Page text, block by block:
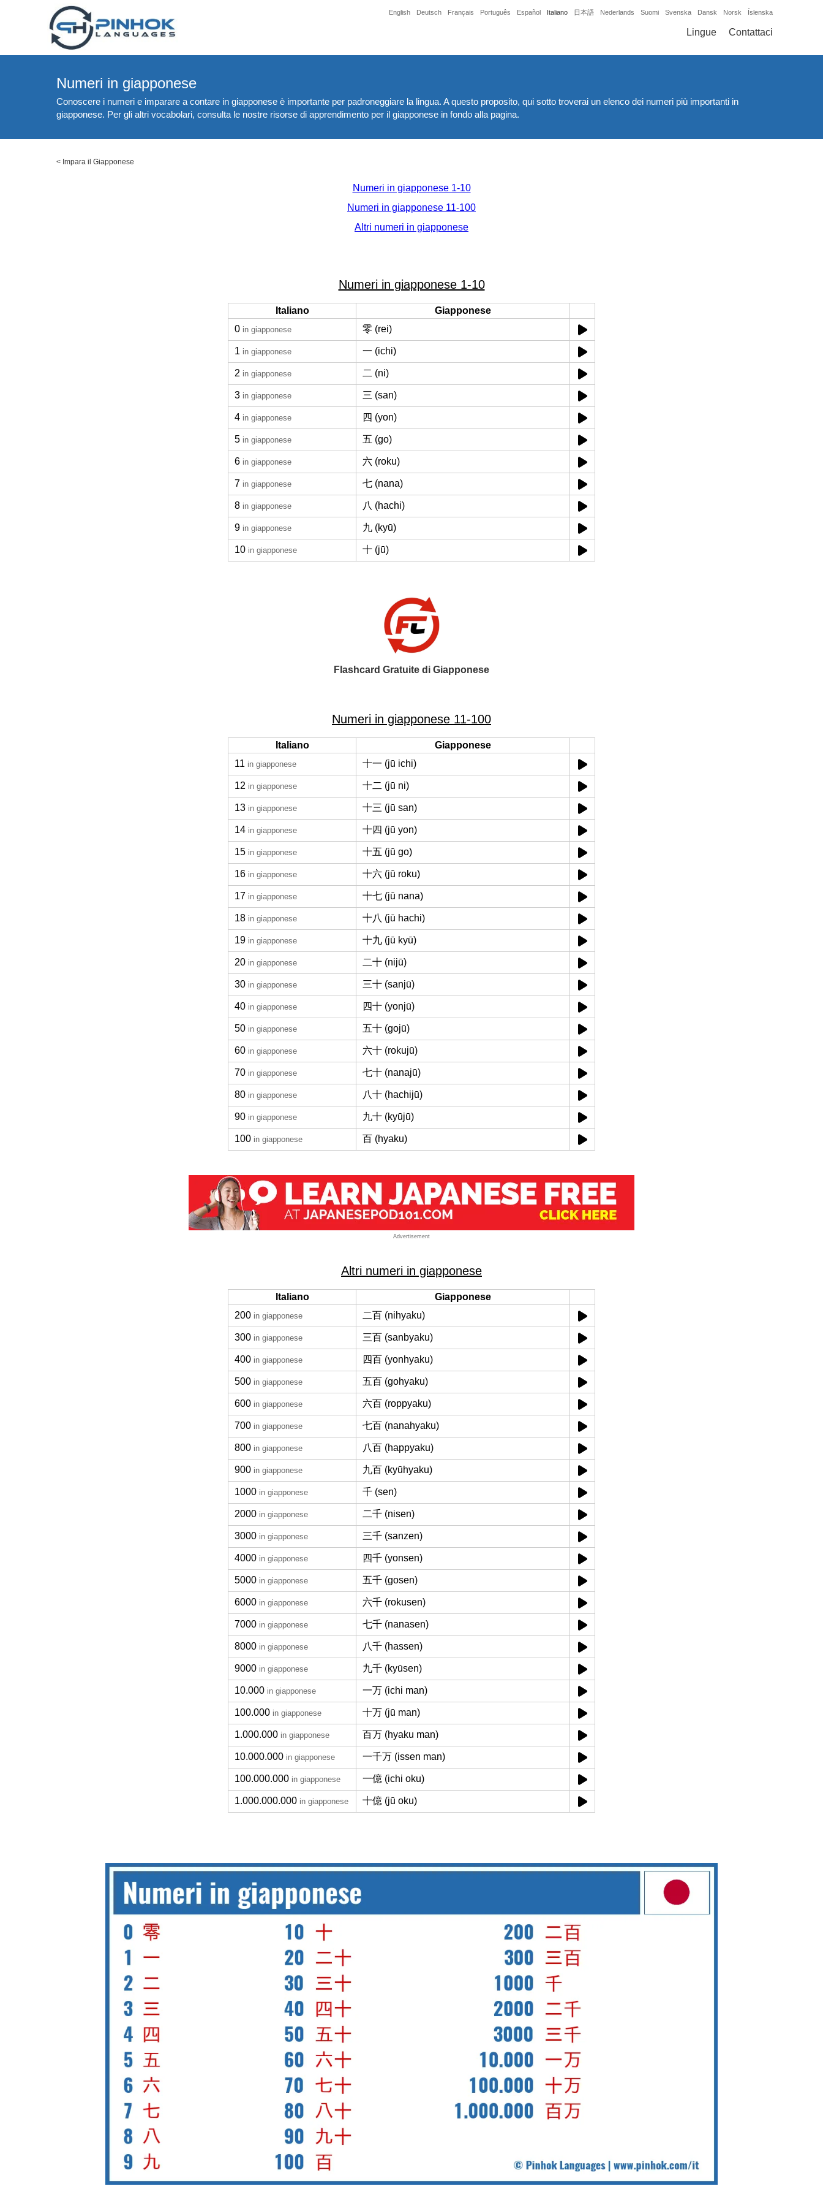
English Deutsch Français Português Español Italiano 日本語 Nederlands Suomi Svenska Dansk Norsk Íslenska
Lingue Contattaci
Numeri in giapponese
Conoscere i numeri e imparare a contare in giapponese è importante per padroneggiare la lingua. A questo proposito, qui sotto troverai un elenco dei numeri più importanti in
giapponese. Per gli altri vocabolari, consulta le nostre risorse di apprendimento per il giapponese in fondo alla pagina.
< Impara il Giapponese
Numeri in giapponese 1-10
Numeri in giapponese 11-100
Altri numeri in giapponese
Numeri in giapponese 1-10
Italiano
Giapponese
0 in giapponese 零 (rei)
1 in giapponese 一 (ichi)
2 in giapponese 二 (ni)
3 in giapponese 三 (san)
4 in giapponese 四 (yon)
5 in giapponese 五 (go)
6 in giapponese 六 (roku)
7 in giapponese 七 (nana)
8 in giapponese 八 (hachi)
9 in giapponese 九 (kyū)
10 in giapponese 十 (jū)
Flashcard Gratuite di Giapponese
Numeri in giapponese 11-100
Italiano
Giapponese
11 in giapponese 十一 (jū ichi)
12 in giapponese 十二 (jū ni)
13 in giapponese 十三 (jū san)
14 in giapponese 十四 (jū yon)
15 in giapponese 十五 (jū go)
16 in giapponese 十六 (jū roku)
17 in giapponese 十七 (jū nana)
18 in giapponese 十八 (jū hachi)
19 in giapponese 十九 (jū kyū)
20 in giapponese 二十 (nijū)
30 in giapponese 三十 (sanjū)
40 in giapponese 四十 (yonjū)
50 in giapponese 五十 (gojū)
60 in giapponese 六十 (rokujū)
70 in giapponese 七十 (nanajū)
80 in giapponese 八十 (hachijū)
90 in giapponese 九十 (kyūjū)
100 in giapponese 百 (hyaku)
Advertisement
Altri numeri in giapponese
Italiano
Giapponese
200 in giapponese 二百 (nihyaku)
300 in giapponese 三百 (sanbyaku)
400 in giapponese 四百 (yonhyaku)
500 in giapponese 五百 (gohyaku)
600 in giapponese 六百 (roppyaku)
700 in giapponese 七百 (nanahyaku)
800 in giapponese 八百 (happyaku)
900 in giapponese 九百 (kyūhyaku)
1000 in giapponese 千 (sen)
2000 in giapponese 二千 (nisen)
3000 in giapponese 三千 (sanzen)
4000 in giapponese 四千 (yonsen)
5000 in giapponese 五千 (gosen)
6000 in giapponese 六千 (rokusen)
7000 in giapponese 七千 (nanasen)
8000 in giapponese 八千 (hassen)
9000 in giapponese 九千 (kyūsen)
10.000 in giapponese 一万 (ichi man)
100.000 in giapponese 十万 (jū man)
1.000.000 in giapponese 百万 (hyaku man)
10.000.000 in giapponese 一千万 (issen man)
100.000.000 in giapponese 一億 (ichi oku)
1.000.000.000 in giapponese 十億 (jū oku)